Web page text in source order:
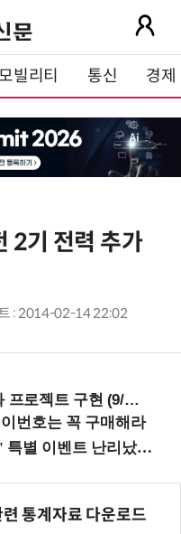
모빌리티 통신 경제
2기 전력 추가
: 2014-02-14 22:02
구현 (9/16 ~17 강남역)
통계자료 다운로드